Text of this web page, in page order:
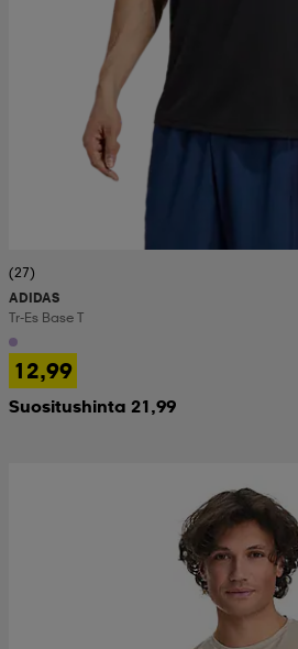
(27)
ADIDAS
Tr-Es Base T
12,99
Suositushinta 21,99